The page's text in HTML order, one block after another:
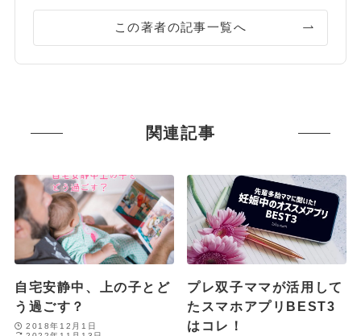
この著者の記事一覧へ
関連記事
自宅安静中、上の子とど
う過ごす？
2018年12月1日
プレ双子ママが活用して
たスマホアプリBEST3
はコレ！